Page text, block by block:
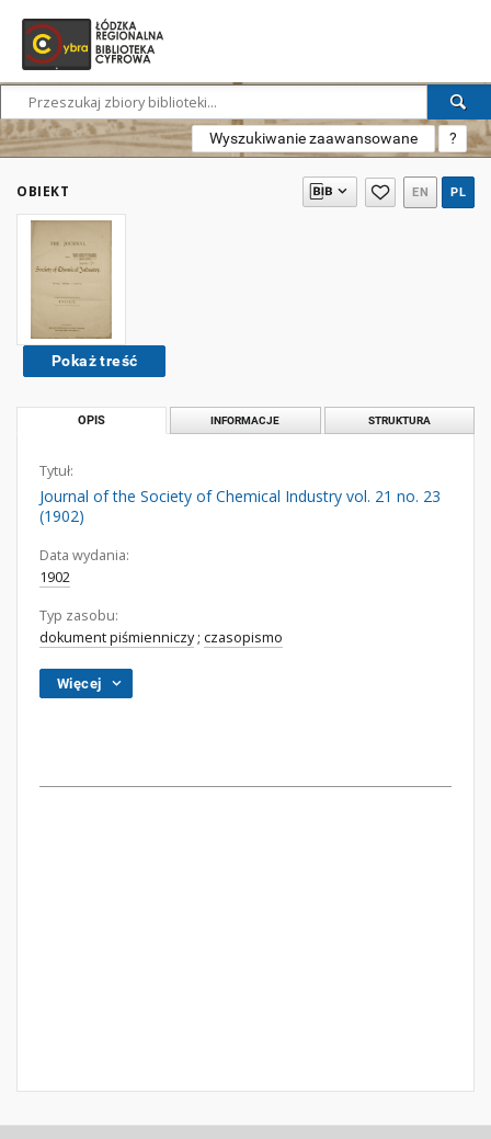
Wyszukiwanie zaawansowane ?
OBIEKT EN PL
Pokaż treść
OPIS INFORMACJE STRUKTURA
Tytuł:
Journal of the Society of Chemical Industry vol. 21 no. 23
(1902)
Data wydania:
1902
Typ zasobu:
dokument piśmienniczy; czasopismo
Więcej